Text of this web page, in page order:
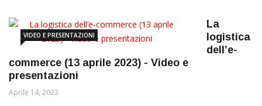
VIDEO E PRESENTAZIONI
La
logistica
dell’e-
commerce (13 aprile 2023) - Video e
presentazioni
Aprile 14, 2023